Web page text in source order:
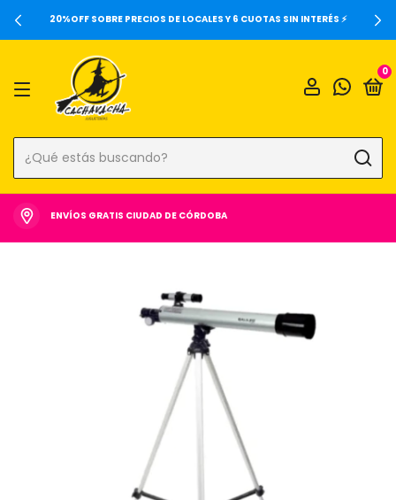
20%OFF SOBRE PRECIOS DE LOCALES Y 6 CUOTAS SIN INTERÉS ⚡️
0
ENVÍOS GRATIS CIUDAD DE CÓRDOBA